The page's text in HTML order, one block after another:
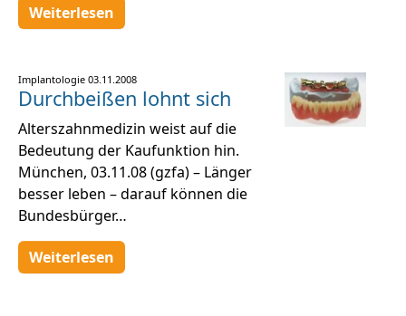
Weiterlesen
Implantologie 03.11.2008
Durchbeißen lohnt sich
Alterszahnmedizin weist auf die
Bedeutung der Kaufunktion hin.
München, 03.11.08 (gzfa) – Länger
besser leben – darauf können die
Bundesbürger…
Weiterlesen